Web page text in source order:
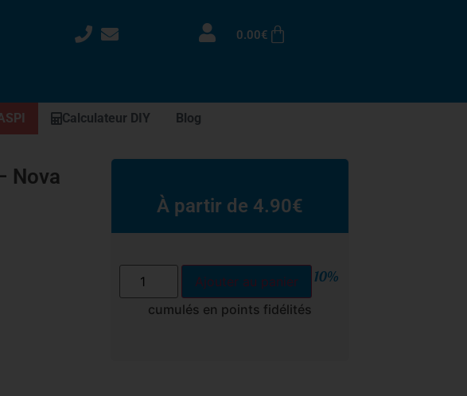
0.00€
Calculateur DIY Blog
Nova
À partir de 4.90€
Ajouter au panier 10%
cumulés en points fidélités